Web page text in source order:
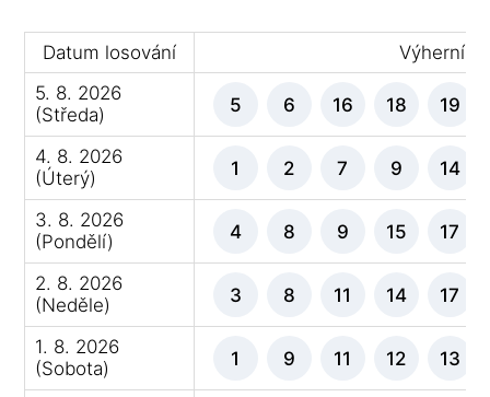
Datum losování
Výherní
5. 8. 2026
(Středa)
5 6 16 18 19
4. 8. 2026
(Úterý)
1 2 7 9 14
3. 8. 2026
(Pondělí)
4 8 9 15 17
2. 8. 2026
(Neděle)
3 8 11 14 17
1. 8. 2026
(Sobota)
1 9 11 12 13